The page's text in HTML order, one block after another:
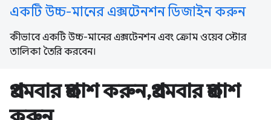
একটি উচ্চ-মানের এক্সটেনশন ডিজাইন করুন
কীভাবে একটি উচ্চ-মানের এক্সটেনশন এবং ক্রোম ওয়েব স্টোর
তালিকা তৈরি করবেন।
প্রথমবার প্রকাশ করুন,প্রথমবার প্রকাশ